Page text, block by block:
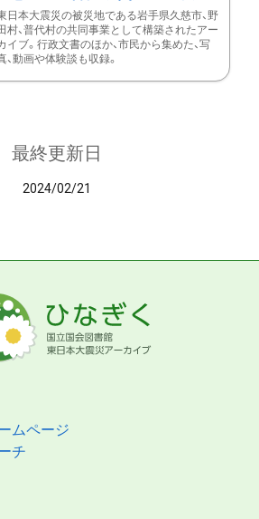
日本大震災の被災地である岩手県久慈市、野
村、普代村の共同事業として構築されたアー
イブ。行政文書のほか、市民から集めた、写
、動画や体験談も収録。
最終更新日
2024/02/21
ムページ
チ